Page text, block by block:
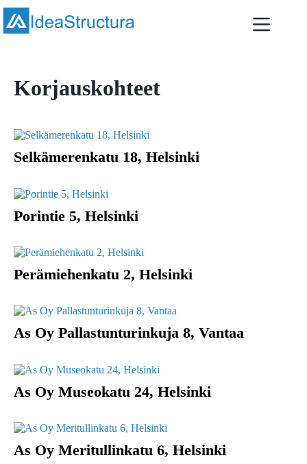
Skip
content
Korjauskohteet
Selkämerenkatu 18, Helsinki
Porintie 5, Helsinki
Perämiehenkatu 2, Helsinki
As Oy Pallastunturinkuja 8, Vantaa
As Oy Museokatu 24, Helsinki
As Oy Meritullinkatu 6, Helsinki